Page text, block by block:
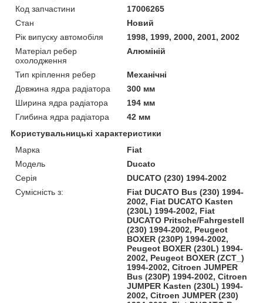
Код запчастини
17006265
Стан
Новий
Рік випуску автомобіля
1998, 1999, 2000, 2001, 2002
Матеріал ребер
охолодження
Алюміній
Тип кріплення ребер
Механічні
Довжина ядра радіатора
300 мм
Ширина ядра радіатора
194 мм
Глибина ядра радіатора
42 мм
Користувальницькі характеристики
Марка
Fiat
Модель
Ducato
Серія
DUCATO (230) 1994-2002
Сумісність з:
Fiat DUCATO Bus (230) 1994-
2002, Fiat DUCATO Kasten
(230L) 1994-2002, Fiat
DUCATO Pritsche/Fahrgestell
(230) 1994-2002, Peugeot
BOXER (230P) 1994-2002,
Peugeot BOXER (230L) 1994-
2002, Peugeot BOXER (ZCT_)
1994-2002, Citroen JUMPER
Bus (230P) 1994-2002, Citroen
JUMPER Kasten (230L) 1994-
2002, Citroen JUMPER (230)